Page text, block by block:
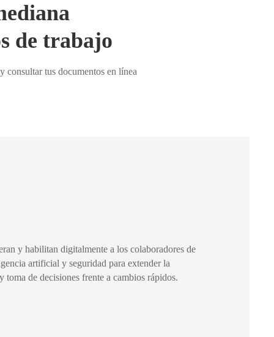
de trabajo
consultar tus documentos en línea
y habilitan digitalmente a los colaboradores de
artificial y seguridad para extender la
de decisiones frente a cambios rápidos.